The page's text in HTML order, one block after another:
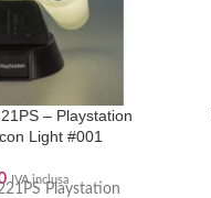
– Playstation
Light #001
IVA inclusa
Playstation